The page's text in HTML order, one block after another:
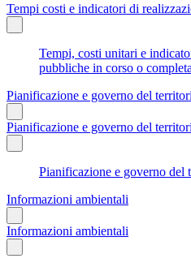
Tempi costi e indicatori di
Tempi, costi unitari e
pubbliche in corso o
Pianificazione e governo del
Pianificazione e governo del
Pianificazione e governo del
Informazioni ambientali
Informazioni ambientali